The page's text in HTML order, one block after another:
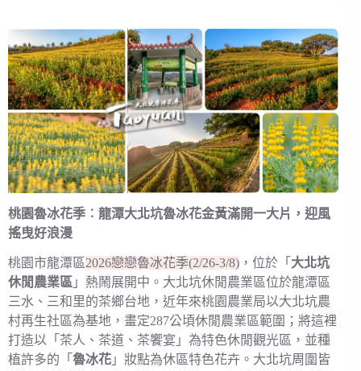
桃園魯冰花季︰龍潭大北坑魯冰花金黃滿開一大片，迎風
搖曳好浪漫
桃園市龍潭區2026戀戀魯冰花季(2/26-3/8) ，位於「 大北坑
休閒農業區 」熱鬧展開中。大北坑休閒農業區位於龍潭區
三水、三和里的茶鄉台地，近年來桃園農業局以大北坑農
村再生社區為基地，畫定287公頃休閒農業區範圍；將這裡
打造以「茶人、茶道、茶饗宴」為特色休閒觀光區，並種
植許多的「 魯冰花 」妝點為休區特色花卉。大北坑周圍皆